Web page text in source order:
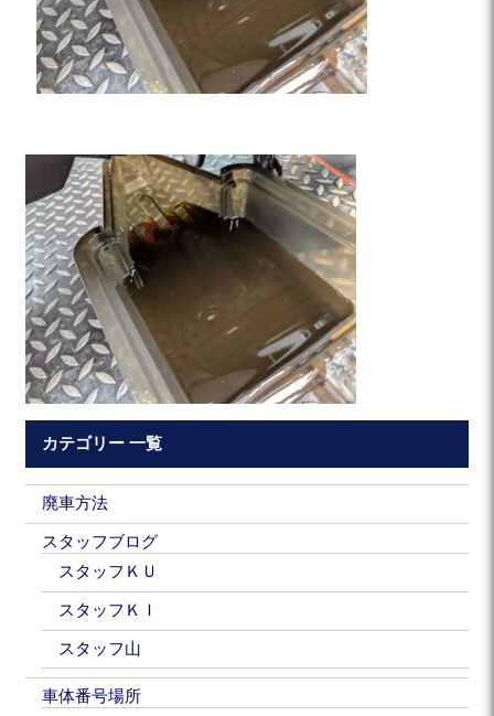
カテゴリー 一覧
廃車方法
スタッフブログ
スタッフＫＵ
スタッフＫＩ
スタッフ山
車体番号場所